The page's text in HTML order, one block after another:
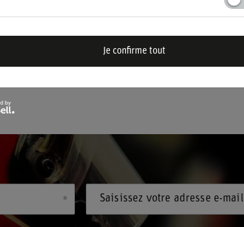
OXIMO ISOFIX
Saisissez votre adresse e-mail
Je confirme tout